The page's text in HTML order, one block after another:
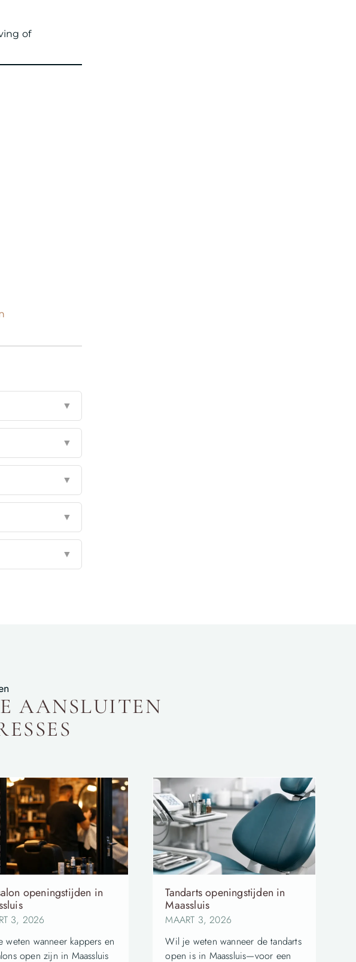
of
▼
▼
▼
▼
▼
AANSLUITEN
openingstijden in
3, 2026
weten wanneer kappers en
open zijn in Maassluis
Tandarts openingstijden in
Maassluis
MAART 3, 2026
Wil je weten wanneer de tandarts
open is in Maassluis—voor een